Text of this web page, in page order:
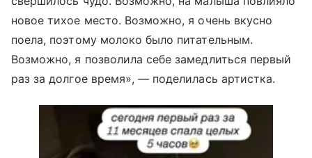
новое тихое место. Возможно, я очень вкусно
поела, поэтому молоко было питательным.
Возможно, я позволила себе замедлиться первый
раз за долгое время», — поделилась артистка.